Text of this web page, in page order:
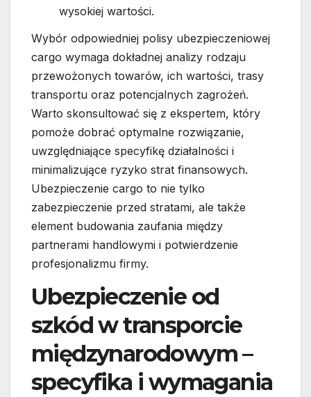
wysokiej wartości.
Wybór odpowiedniej polisy ubezpieczeniowej
cargo wymaga dokładnej analizy rodzaju
przewożonych towarów, ich wartości, trasy
transportu oraz potencjalnych zagrożeń.
Warto skonsultować się z ekspertem, który
pomoże dobrać optymalne rozwiązanie,
uwzględniające specyfikę działalności i
minimalizujące ryzyko strat finansowych.
Ubezpieczenie cargo to nie tylko
zabezpieczenie przed stratami, ale także
element budowania zaufania między
partnerami handlowymi i potwierdzenie
profesjonalizmu firmy.
Ubezpieczenie od
szkód w transporcie
międzynarodowym –
specyfika i wymagania